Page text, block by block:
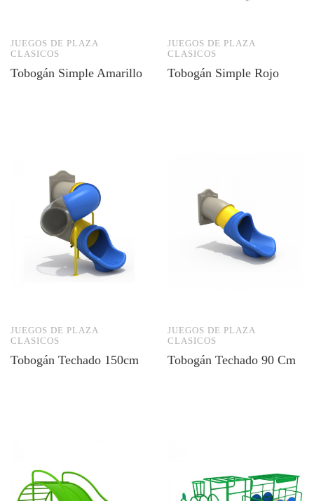
JUEGOS DE PLAZA
CLASICOS
Tobogán Simple Amarillo
JUEGOS DE PLAZA
CLASICOS
Tobogán Simple Rojo
JUEGOS DE PLAZA
CLASICOS
Tobogán Techado 150cm
JUEGOS DE PLAZA
CLASICOS
Tobogán Techado 90 Cm